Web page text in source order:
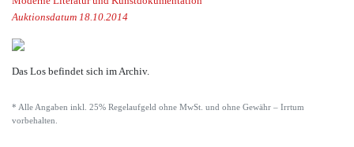
Auktionsdatum 18.10.2014
Das Los befindet sich im Archiv.
* Alle Angaben inkl. 25% Regelaufgeld ohne MwSt. und ohne Gewähr – Irrtum
vorbehalten.